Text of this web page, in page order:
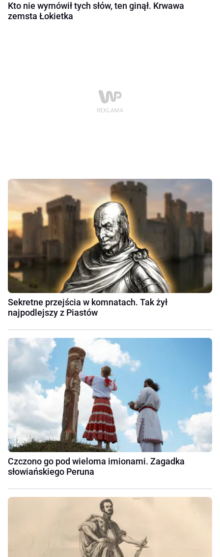
Kto nie wymówił tych słów, ten ginął. Krwawa
zemsta Łokietka
Sekretne przejścia w komnatach. Tak żył
najpodlejszy z Piastów
Czczono go pod wieloma imionami. Zagadka
słowiańskiego Peruna